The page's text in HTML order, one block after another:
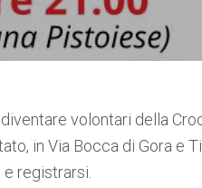
volontari della
in Via Bocca di Gora e
e registrarsi.